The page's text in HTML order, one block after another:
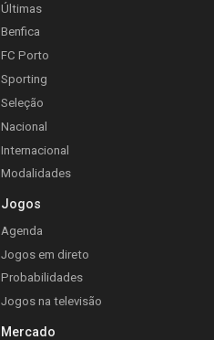
Últimas
Benfica
FC Porto
Sporting
Seleção
Nacional
Internacional
Modalidades
Jogos
Agenda
Jogos em direto
Probabilidades
Jogos na televisão
Mercado